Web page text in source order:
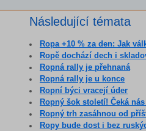
Následující témata
Ropa +10 % za den: Jak
Ropě dochází dech i
Ropná rally je přehnaná
Ropná rally je u konce
Ropní býci vracejí úder
Ropný šok století! Čeká
Ropný trh zasáhnou od
Ropy bude dost i bez